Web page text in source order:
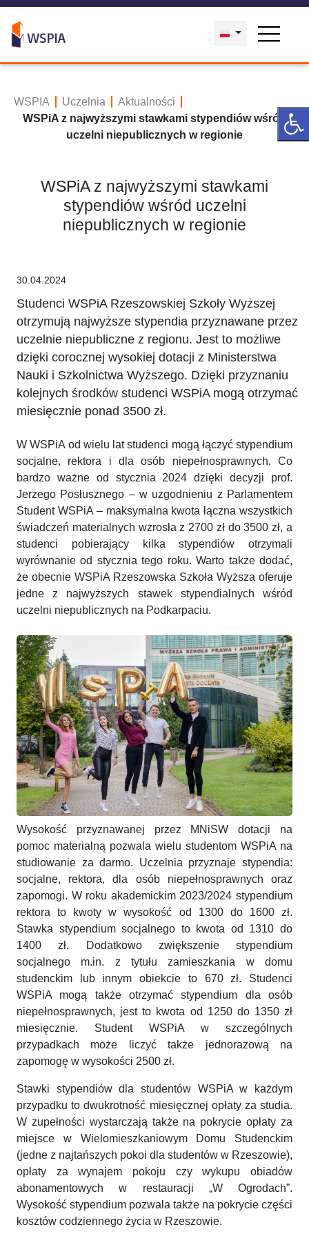
WSPIA Uczelnia
Aktualności
WSPiA z najwyższymi stawkami stypendiów wśród
uczelni niepublicznych w regionie
WSPiA z najwyższymi stawkami
stypendiów wśród uczelni
niepublicznych w regionie
30.04.2024
Studenci WSPiA Rzeszowskiej Szkoły Wyższej
otrzymują najwyższe stypendia przyznawane przez
uczelnie niepubliczne z regionu. Jest to możliwe
dzięki corocznej wysokiej dotacji z Ministerstwa
Nauki i Szkolnictwa Wyższego. Dzięki przyznaniu
kolejnych środków studenci WSPiA mogą otrzymać
miesięcznie ponad 3500 zł.
W WSPiA od wielu lat studenci mogą łączyć stypendium
socjalne, rektora i dla osób niepełnosprawnych. Co
bardzo ważne od stycznia 2024 dzięki decyzji prof.
Jerzego Posłusznego – w uzgodnieniu z Parlamentem
Student WSPiA – maksymalna kwota łączna wszystkich
świadczeń materialnych wzrosła z 2700 zł do 3500 zł, a
studenci pobierający kilka stypendiów otrzymali
wyrównanie od stycznia tego roku. Warto także dodać,
że obecnie WSPiA Rzeszowska Szkoła Wyższa oferuje
jedne z najwyższych stawek stypendialnych wśród
uczelni niepublicznych na Podkarpaciu.
Wysokość przyznawanej przez MNiSW dotacji na
pomoc materialną pozwala wielu studentom WSPiA na
studiowanie za darmo. Uczelnia przyznaje stypendia:
socjalne, rektora, dla osób niepełnosprawnych oraz
zapomogi. W roku akademickim 2023/2024 stypendium
rektora to kwoty w wysokość od 1300 do 1600 zł.
Stawka stypendium socjalnego to kwota od 1310 do
1400 zł. Dodatkowo zwiększenie stypendium
socjalnego m.in. z tytułu zamieszkania w domu
studenckim lub innym obiekcie to 670 zł. Studenci
WSPiA mogą także otrzymać stypendium dla osób
niepełnosprawnych, jest to kwota od 1250 do 1350 zł
miesięcznie. Student WSPiA w szczególnych
przypadkach może liczyć także jednorazową na
zapomogę w wysokości 2500 zł.
Stawki stypendiów dla studentów WSPiA w każdym
przypadku to dwukrotność miesięcznej opłaty za studia.
W zupełności wystarczają także na pokrycie opłaty za
miejsce w Wielomieszkaniowym Domu Studenckim
(jedne z najtańszych pokoi dla studentów w Rzeszowie),
opłaty za wynajem pokoju czy wykupu obiadów
abonamentowych w restauracji „W Ogrodach”.
Wysokość stypendium pozwala także na pokrycie części
kosztów codziennego życia w Rzeszowie.